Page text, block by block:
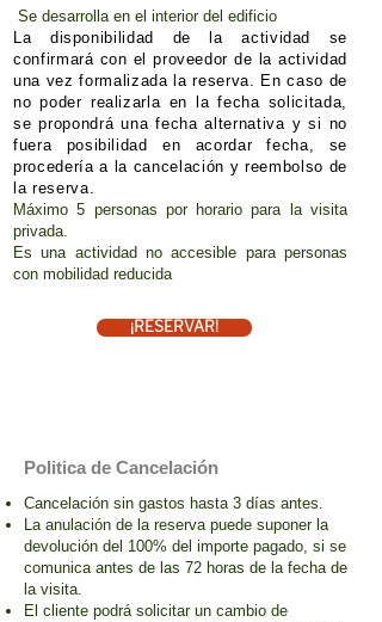
Se desarrolla en el interior del edificio
La disponibilidad de la actividad se
confirmará con el proveedor de la actividad
una vez formalizada la reserva. En caso de
no poder realizarla en la fecha solicitada,
se propondrá una fecha alternativa y si no
fuera posibilidad en acordar fecha, se
procedería a la cancelación y reembolso de
la reserva.
Máximo 5 personas por horario para la visita
privada.
Es una actividad no accesible para personas
con mobilidad reducida
¡RESERVAR!
Politica de Cancelación
Cancelación sin gastos hasta 3 días antes.
La anulación de la reserva puede suponer la
devolución del 100% del importe pagado, si se
comunica antes de las 72 horas de la fecha de
la visita.
El cliente podrá solicitar un cambio de